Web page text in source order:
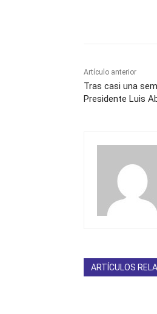
Artículo anterior
Tras casi una
Presidente Luis
ARTÍCULOS